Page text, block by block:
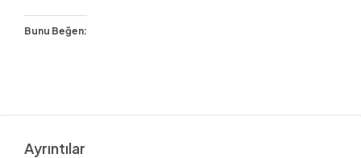
Bunu Beğen:
Ayrıntılar